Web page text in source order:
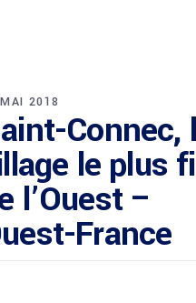
2018
Connec,
le plus
l’Ouest –
France